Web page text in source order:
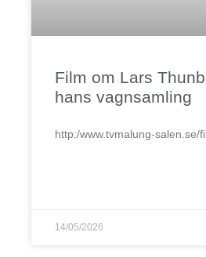
Film om Lars
hans vagnsamling
http:/www.tvmalung-salen.se/
14/05/2026